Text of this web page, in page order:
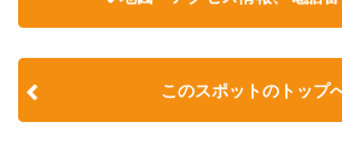
このスポットのトップ